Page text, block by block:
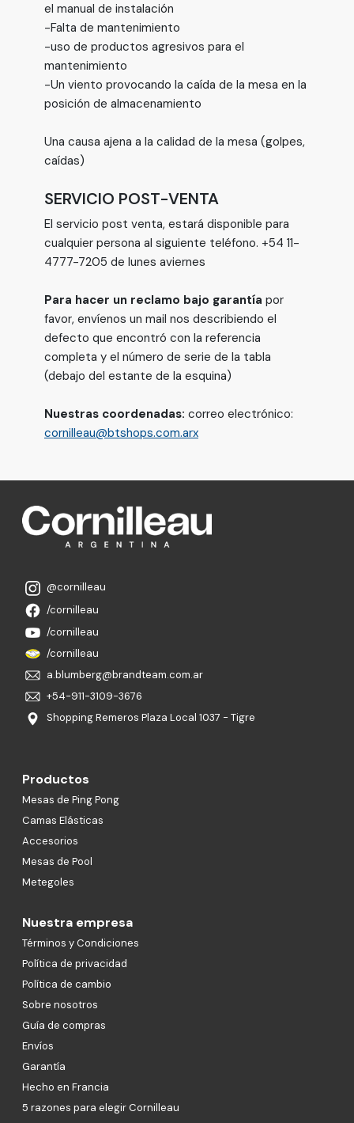
el manual de instalación
-Falta de mantenimiento
-uso de productos agresivos para el
mantenimiento
-Un viento provocando la caída de la mesa en la
posición de almacenamiento
Una causa ajena a la calidad de la mesa (golpes,
caídas)
SERVICIO POST-VENTA
El servicio post venta, estará disponible para
cualquier persona al siguiente teléfono. +54 11-
4777-7205 de lunes aviernes
Para hacer un reclamo bajo garantía por
favor, envíenos un mail nos describiendo el
defecto que encontró con la referencia
completa y el número de serie de la tabla
(debajo del estante de la esquina)
Nuestras coordenadas: correo electrónico:
cornilleau@btshops.com.arx
@cornilleau
/cornilleau
/cornilleau
/cornilleau
a.blumberg@brandteam.com.ar
+54-911-3109-3676
Shopping Remeros Plaza Local 1037 - Tigre
Productos
Mesas de Ping Pong
Camas Elásticas
Accesorios
Mesas de Pool
Metegoles
Nuestra empresa
Términos y Condiciones
Política de privacidad
Política de cambio
Sobre nosotros
Guía de compras
Envíos
Garantía
Hecho en Francia
5 razones para elegir Cornilleau